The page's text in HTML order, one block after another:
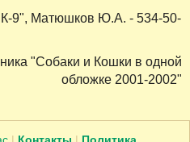
9", Матюшков Ю.А. - 534-50-
"Собаки и Кошки в одной
обложке 2001-2002"
| Контакты | Политика